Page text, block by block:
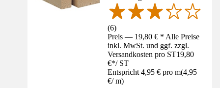
(6)
Preis — 19,80 € * Alle Preise
inkl. MwSt. und ggf. zzgl.
Versandkosten pro ST19,80
€*/ ST
Entspricht 4,95 € pro m(4,95
€/ m)